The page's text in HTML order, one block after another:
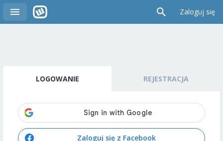
Zaloguj się
LOGOWANIE REJESTRACJA
Zaloguj się z Facebook